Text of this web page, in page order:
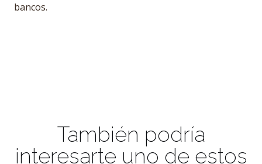
bancos.
También podría
interesarte uno de estos